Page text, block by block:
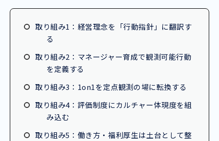
取り組み1：経営理念を「行動指針」に翻訳す
る
取り組み2：マネージャー育成で観測可能行動
を定義する
取り組み3：1on1を定点観測の場に転換する
取り組み4：評価制度にカルチャー体現度を組
み込む
取り組み5：働き方・福利厚生は土台として整